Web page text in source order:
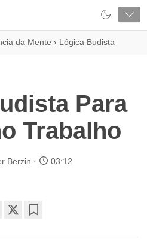
da Mente › Lógica Budista
Para
Trabalho
Berzin 03:12